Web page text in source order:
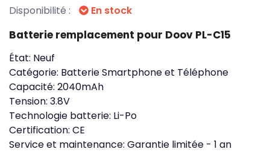
Disponibilité : En stock
Batterie remplacement pour Doov PL-C15
État: Neuf
Catégorie: Batterie Smartphone et Téléphone
Capacité: 2040mAh
Tension: 3.8V
Technologie batterie: Li-Po
Certification: CE
Service et maintenance: Garantie limitée - 1 an